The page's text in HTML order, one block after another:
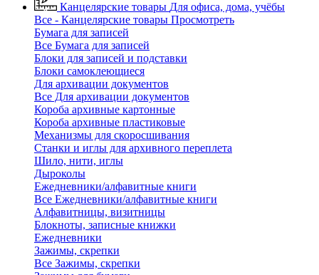
Канцелярские товары Для офиса, дома, учёбы
Все - Канцелярские товары Просмотреть
Бумага для записей
Все Бумага для записей
Блоки для записей и подставки
Блоки самоклеющиеся
Для архивации документов
Все Для архивации документов
Короба архивные картонные
Короба архивные пластиковые
Механизмы для скоросшивания
Станки и иглы для архивного переплета
Шило, нити, иглы
Дыроколы
Ежедневники/алфавитные книги
Все Ежедневники/алфавитные книги
Алфавитницы, визитницы
Блокноты, записные книжки
Ежедневники
Зажимы, скрепки
Все Зажимы, скрепки